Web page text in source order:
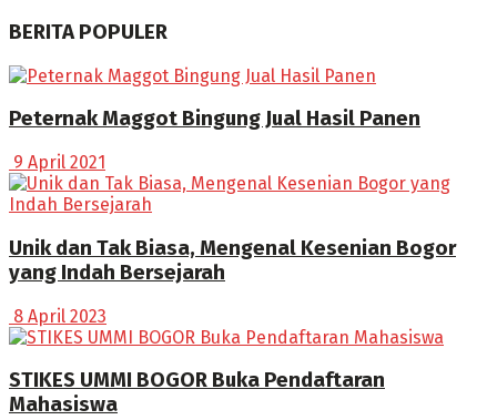
BERITA POPULER
Peternak Maggot Bingung Jual Hasil Panen
9 April 2021
Unik dan Tak Biasa, Mengenal Kesenian Bogor
yang Indah Bersejarah
8 April 2023
STIKES UMMI BOGOR Buka Pendaftaran
Mahasiswa